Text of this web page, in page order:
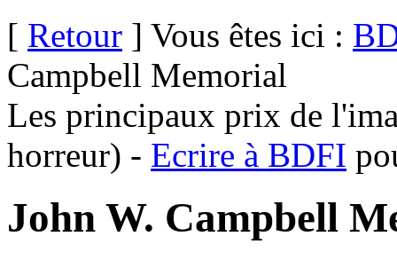
[ Retour ] Vous êtes ici :
Campbell Memorial
Les principaux prix de
horreur) - Ecrire à BDFI
John W. Campbell